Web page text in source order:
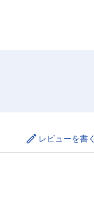
レビューを書く